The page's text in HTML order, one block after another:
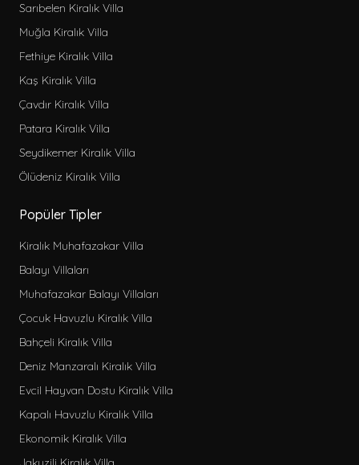
Sarıbelen Kiralık Villa
Muğla Kiralık Villa
Fethiye Kiralık Villa
Kaş Kiralık Villa
Çavdır Kiralık Villa
Patara Kiralık Villa
Seydikemer Kiralık Villa
Ölüdeniz Kiralık Villa
Popüler Tipler
Kiralık Muhafazakar Villa
Balayı Villaları
Muhafazakar Balayı Villaları
Çocuk Havuzlu Kiralık Villa
Bahçeli Kiralık Villa
Deniz Manzaralı Kiralık Villa
Evcil Hayvan Dostu Kiralık Villa
Kapalı Havuzlu Kiralık Villa
Ekonomik Kiralık Villa